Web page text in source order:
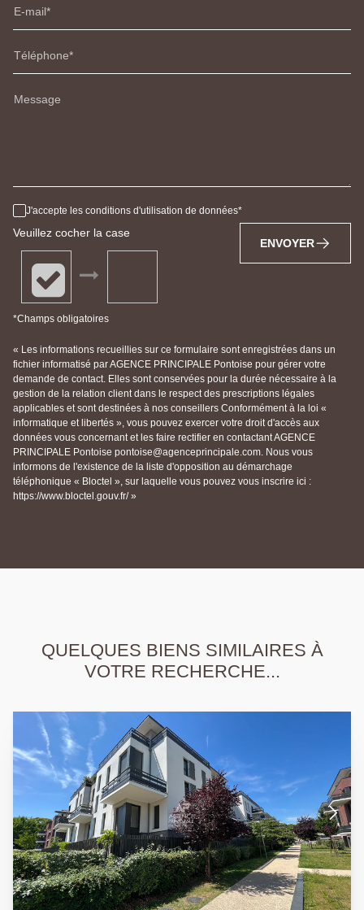
E-mail
Téléphone
Message
J'accepte les conditions d'utilisation de données
Veuillez cocher la case
*Champs obligatoires
ENVOYER
« Les informations recueillies sur ce formulaire sont enregistrées dans un
fichier informatisé par AGENCE PRINCIPALE Pontoise pour gérer votre
demande de contact. Elles sont conservées pour la durée nécessaire à la
gestion de la relation client dans le respect des prescriptions légales
applicables et sont destinées à nos conseillers Conformément à la loi «
informatique et libertés », vous pouvez exercer votre droit d'accès aux
données vous concernant et les faire rectifier en contactant AGENCE
PRINCIPALE Pontoise pontoise@agenceprincipale.com. Nous vous
informons de l'existence de la liste d'opposition au démarchage
téléphonique « Bloctel », sur laquelle vous pouvez vous inscrire ici :
https://www.bloctel.gouv.fr/ »
QUELQUES BIENS SIMILAIRES À
VOTRE RECHERCHE...